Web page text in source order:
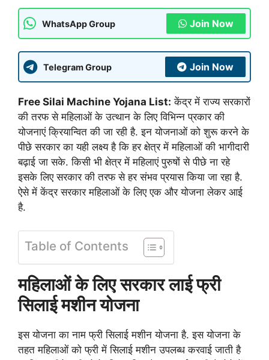
WhatsApp Group Join Now
Telegram Group Join Now
Free Silai Machine Yojana List: केंद्र में राज्य सरकारों
की तरफ से महिलाओं के उत्थान के लिए विभिन्न प्रकार की
योजनाएं क्रियान्वित की जा रही है. इन योजनाओं को शुरू करने के
पीछे सरकार का यही लक्ष्य है कि हर क्षेत्र में महिलाओं की भागीदारी
बढ़ाई जा सके. किसी भी क्षेत्र में महिलाएं पुरुषों से पीछे ना रहे
इसके लिए सरकार की तरफ से हर संभव प्रयास किया जा रहा है.
ऐसे में केंद्र सरकार महिलाओं के लिए एक और योजना लेकर आई
है.
Table of Contents
महिलाओं के लिए सरकार लाई फ्री
सिलाई मशीन योजना
इस योजना का नाम फ्री सिलाई मशीन योजना है. इस योजना के
तहत महिलाओं को फ्री में सिलाई मशीन उपलब्ध करवाई जाती है